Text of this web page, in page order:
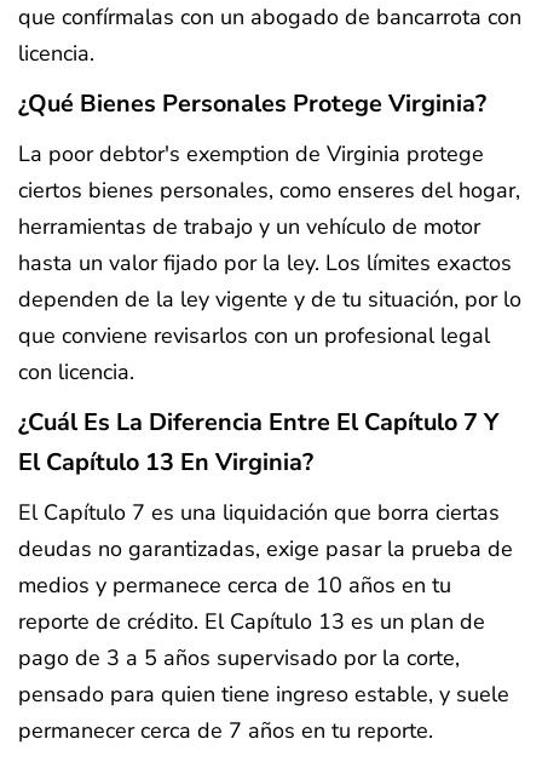
que confírmalas con un abogado de bancarrota con
licencia.
¿Qué Bienes Personales Protege Virginia?
La poor debtor's exemption de Virginia protege
ciertos bienes personales, como enseres del hogar,
herramientas de trabajo y un vehículo de motor
hasta un valor fijado por la ley. Los límites exactos
dependen de la ley vigente y de tu situación, por lo
que conviene revisarlos con un profesional legal
con licencia.
¿Cuál Es La Diferencia Entre El Capítulo 7 Y
El Capítulo 13 En Virginia?
El Capítulo 7 es una liquidación que borra ciertas
deudas no garantizadas, exige pasar la prueba de
medios y permanece cerca de 10 años en tu
reporte de crédito. El Capítulo 13 es un plan de
pago de 3 a 5 años supervisado por la corte,
pensado para quien tiene ingreso estable, y suele
permanecer cerca de 7 años en tu reporte.